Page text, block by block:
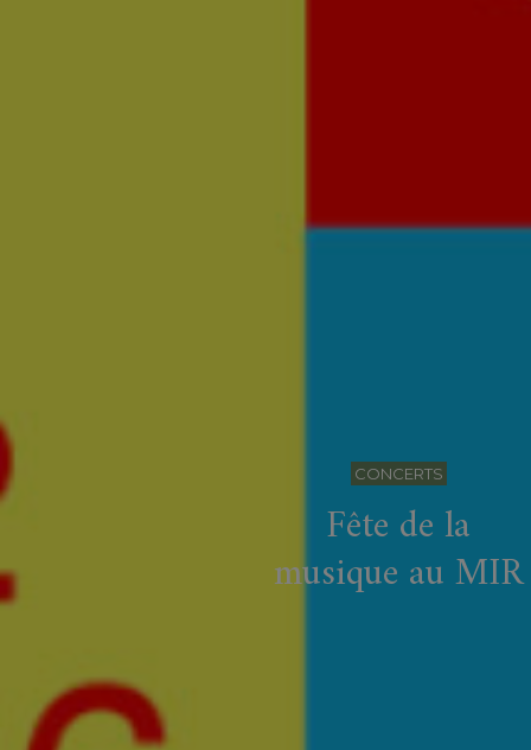
CONCERTS
Fête de la
musique au MIR